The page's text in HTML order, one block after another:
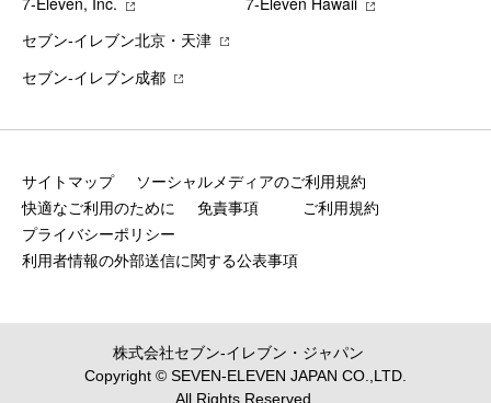
セブン‐イレブン北京・天津
セブン‐イレブン成都
サイトマップ
ソーシャルメディアのご利用規約
快適なご利用のために
免責事項
ご利用規約
プライバシーポリシー
利用者情報の外部送信に関する公表事項
株式会社セブン‐イレブン・ジャパン
Copyright © SEVEN-ELEVEN JAPAN CO.,LTD.
All Rights Reserved.